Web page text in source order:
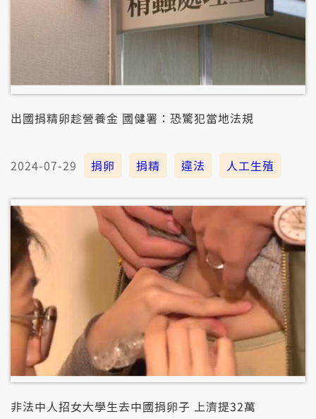
出國捐精卵趁營養金 國健署：恐驚犯當地法規
2024-07-29 捐卵 捐精 違法 人工生殖
非法中人招女大學生去中國捐卵子 上濟提32萬